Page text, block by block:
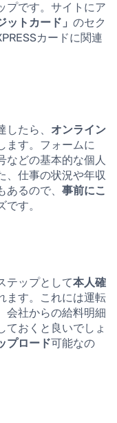
プです。サイトにア
ットカード」 のセク
カードに関連
たら、 オンライン
ます。フォームに
などの基本的な個人
、仕事の状況や年収
るので、 事前にこ
す。
テップとして本人確
ます。これには運転
会社からの給料明細
ておくと良いでしょ
プロード可能なの